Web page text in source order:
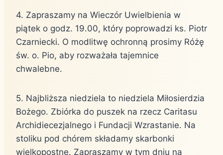
4. Zapraszamy na Wieczór Uwielbienia w
piątek o godz. 19.00, który poprowadzi ks. Piotr
Czarniecki. O modlitwę ochronną prosimy Różę
św. o. Pio, aby rozważała tajemnice
chwalebne.
5. Najbliższa niedziela to niedziela Miłosierdzia
Bożego. Zbiórka do puszek na rzecz Caritasu
Archidiecezjalnego i Fundacji Wzrastanie. Na
stoliku pod chórem składamy skarbonki
wielkopostne. Zapraszamy w tym dniu na